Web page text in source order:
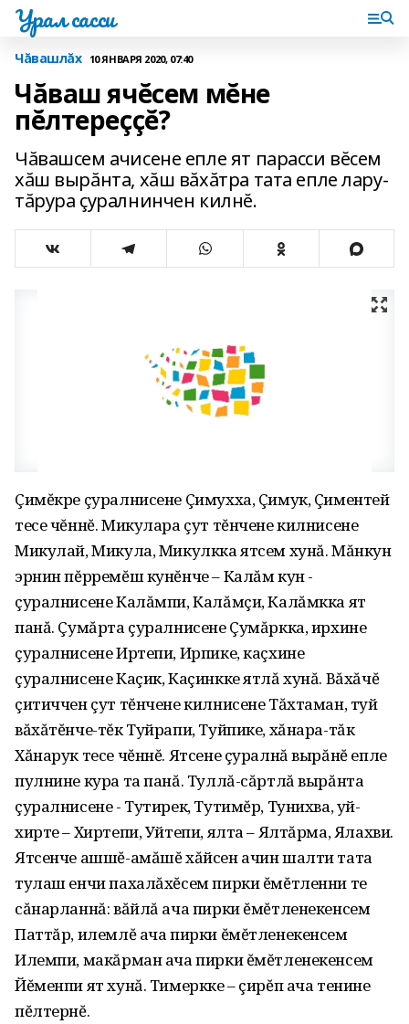
Урал сасси
Чăвашлăх 10 ЯНВАРЯ 2020, 07:40
Чăваш ячĕсем мĕне
пĕлтереççĕ?
Чăвашсем ачисене епле ят парасси вĕсем
хăш вырăнта, хăш вăхăтра тата епле лару-
тăрура çуралнинчен килнĕ.
Çимĕкре çуралнисене Çимухха, Çимук, Çиментей
тесе чĕннĕ. Микулара çут тĕнчене килнисене
Микулай, Микула, Микулкка ятсем хунă. Мăнкун
эрнин пĕрремĕш кунĕнче – Калăм кун -
çуралнисене Калăмпи, Калăмçи, Калăмкка ят
панă. Çумăрта çуралнисене Çумăркка, ирхине
çуралнисене Иртепи, Ирпике, каçхине
çуралнисене Каçик, Каçинкке ятлă хунă. Вăхăчĕ
çитиччен çут тĕнчене килнисене Тăхтаман, туй
вăхăтĕнче-тĕк Туйрапи, Туйпике, хăнара-тăк
Хăнарук тесе чĕннĕ. Ятсене çуралнă вырăнĕ епле
пулнине кура та панă. Туллă-сăртлă вырăнта
çуралнисене - Тутирек, Тутимĕр, Тунихва, уй-
хирте – Хиртепи, Уйтепи, ялта – Ялтăрма, Ялахви.
Ятсенче ашшĕ-амăшĕ хăйсен ачин шалти тата
тулаш енчи пахалăхĕсем пирки ĕмĕтленни те
сăнарланнă: вăйлă ача пирки ĕмĕтленекенсем
Паттăр, илемлĕ ача пирки ĕмĕтленекенсем
Илемпи, макăрман ача пирки ĕмĕтленекенсем
Йĕменпи ят хунă. Тимеркке – çирĕп ача тенине
пĕлтернĕ.